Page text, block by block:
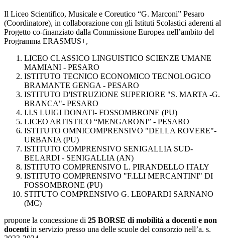
Il Liceo Scientifico, Musicale e Coreutico “G. Marconi” Pesaro
(Coordinatore), in collaborazione con gli Istituti Scolastici aderenti al
Progetto co-finanziato dalla Commissione Europea nell’ambito del
Programma ERASMUS+,
LICEO CLASSICO LINGUISTICO SCIENZE UMANE
MAMIANI - PESARO
ISTITUTO TECNICO ECONOMICO TECNOLOGICO
BRAMANTE GENGA - PESARO
ISTITUTO D'ISTRUZIONE SUPERIORE "S. MARTA -G.
BRANCA"- PESARO
I.I.S LUIGI DONATI- FOSSOMBRONE (PU)
LICEO ARTISTICO “MENGARONI” - PESARO
ISTITUTO OMNICOMPRENSIVO "DELLA ROVERE"-
URBANIA (PU)
ISTITUTO COMPRENSIVO SENIGALLIA SUD-
BELARDI - SENIGALLIA (AN)
ISTITUTO COMPRENSIVO L. PIRANDELLO ITALY
ISTITUTO COMPRENSIVO "F.LLI MERCANTINI" DI
FOSSOMBRONE (PU)
STITUTO COMPRENSIVO G. LEOPARDI SARNANO
(MC)
propone la concessione di 25 BORSE di mobilità a docenti e non
docenti in servizio presso una delle scuole del consorzio nell’a. s.